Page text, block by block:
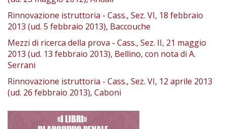
Rinnovazione istruttoria - Cass., Sez. VI, 18 febbraio
2013 (ud. 5 febbraio 2013), Baccouche
Mezzi di ricerca della prova - Cass., Sez. II, 21 maggio
2013 (ud. 13 febbraio 2013), Bellino, con nota di A.
Serrani
Rinnovazione istruttoria - Cass., Sez. VI, 12 aprile 2013
(ud. 26 febbraio 2013), Caboni